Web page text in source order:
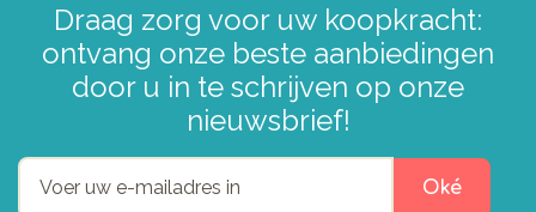
Draag zorg voor uw koopkracht:
ontvang onze beste aanbiedingen
door u in te schrijven op onze
nieuwsbrief!
Oké